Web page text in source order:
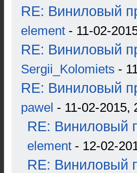
RE: Виниловый
element - 11-02-
RE: Виниловый
Sergii_Kolomiets -
RE: Виниловый
pawel - 11-02-2015,
RE: Виниловый
element - 12-02-
RE: Виниловый